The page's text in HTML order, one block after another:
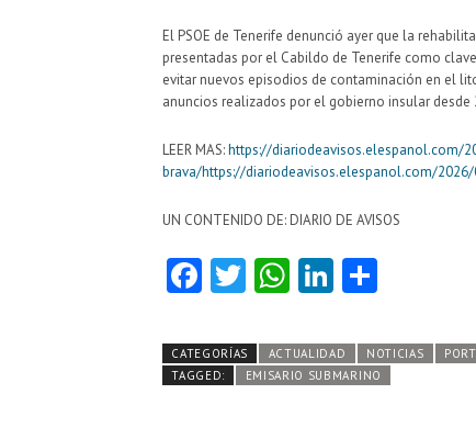
El PSOE de Tenerife denunció ayer que la
presentadas por el Cabildo de Tenerife como
evitar nuevos episodios de contaminación en el
anuncios realizados por el gobierno insular desde
LEER MAS:https://diariodeavisos.elespanol.com/
brava/https://diariodeavisos.elespanol.com/
UN CONTENIDO DE: DIARIO DE AVISOS
Fa
b
o
T
itt
er
W
ts
A
Li
e
dI
m
pa
CATEGORÍAS ACTUALIDAD NOTICIAS
TAGGED:
EMISARIO SUBMARINO